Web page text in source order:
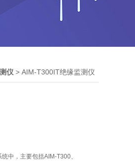
仪 > AIM-T300IT绝缘监测仪
中，主要包括AIM-T300、